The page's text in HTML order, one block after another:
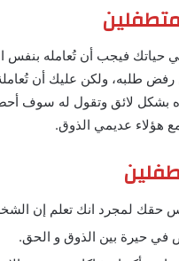
فيجب أن تُعامله بنفس
طلبه، ولكن عليك أن تُعاملة
بشكل لائق وتقول له سوف
هؤلاء عديمي الذوق.
حقك لمجرد انك تعلم إن
في حيرة بين الذوق و الحق.